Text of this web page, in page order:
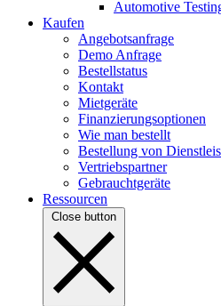
Automotive
Kaufen
Angebotsanfrage
Demo Anfrage
Bestellstatus
Kontakt
Mietgeräte
Finanzierungsoptionen
Wie man bestellt
Bestellung von
Vertriebspartner
Gebrauchtgeräte
Ressourcen
Close button